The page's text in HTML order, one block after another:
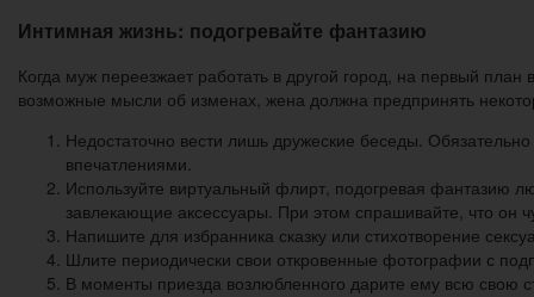
Интимная жизнь: подогревайте фантазию
Когда муж переезжает работать в другой город, на первый
возможные мысли об изменах, жена должна предпринять
Недостаточно вести лишь дружеские беседы.
впечатлениями.
Используйте виртуальный флирт, подогревая фантазию
завлекающие аксессуары. При этом спрашивайте, что он
Напишите для избранника сказку или стихотворение
Шлите периодически свои откровенные фотографии с
В моменты приезда возлюбленного дарите ему всю свою